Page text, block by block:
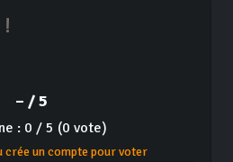
– / 5
: 0 / 5 (0 vote)
crée un compte pour voter